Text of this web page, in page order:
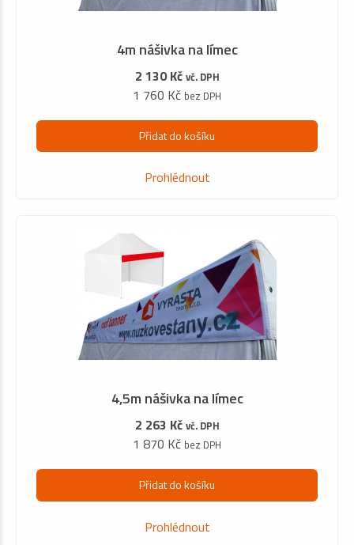
4m nášivka na límec
2 130 Kč vč. DPH
1 760 Kč bez DPH
Přidat do košíku
Prohlédnout
4,5m nášivka na límec
2 263 Kč vč. DPH
1 870 Kč bez DPH
Přidat do košíku
Prohlédnout